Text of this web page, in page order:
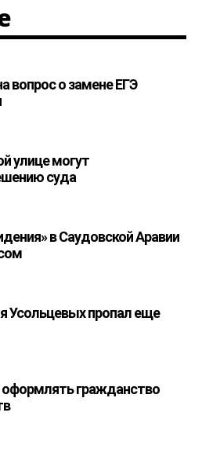
вопрос о замене ЕГЭ
улице могут
суда
в Саудовской Аравии
Усольцевых пропал еще
оформлять гражданство